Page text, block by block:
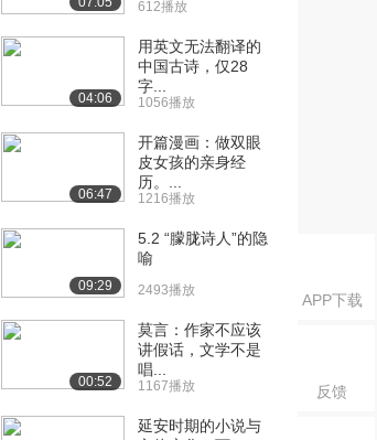
APP下载
反馈
[16] 06.【第六章：请求帮
助】提出具体...
[17] 07.【第七章：用全身
心倾听】开篇...
6116播放
[18] 07.【第七章：用全身
5454播放
[19] 07.【第七章：用全身
6022播放
[20] 08.【第八章：倾听的
力量】倾听使...
4555播放
612播放
04:06
用英文无法翻译的
中国古诗，仅28
字...
1056播放
06:47
开篇漫画：做双眼
皮女孩的亲身经
历。...
1216播放
09:29
5.2 “朦胧诗人”的隐
喻
2493播放
00:52
莫言：作家不应该
讲假话，文学不是
唱...
1167播放
延安时期的小说与